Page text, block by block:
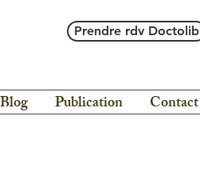
Prendre rdv Doctolib
Blog Publication Contact